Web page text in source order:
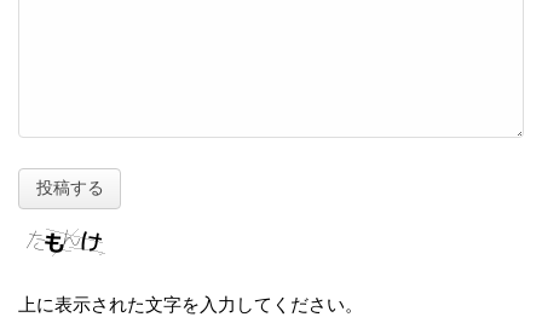
上に表示された文字を入力してください。